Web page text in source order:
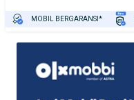
MOBIL BERGARANSI*